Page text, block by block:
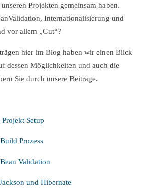
Projekten gemeinsam haben.
Internationalisierung und
vor allem „Gut“?
hier im Blog haben wir einen Blick
dessen Möglichkeiten und auch die
Sie durch unsere Beiträge.
Setup
Prozess
Validation
und Hibernate